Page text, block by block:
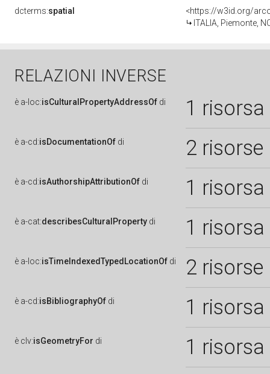
dcterms:spatial
<https://w3id.org/
ITALIA, Piemonte,
RELAZIONI INVERSE
è a-loc:isCulturalPropertyAddressOf di 1 risorsa
è a-cd:isDocumentationOf di 2 risorse
è a-cd:isAuthorshipAttributionOf di 1 risorsa
è a-cat:describesCulturalProperty di 1 risorsa
è a-loc:isTimeIndexedTypedLocationOf di 2 risorse
è a-cd:isBibliographyOf di 1 risorsa
è clv:isGeometryFor di 1 risorsa